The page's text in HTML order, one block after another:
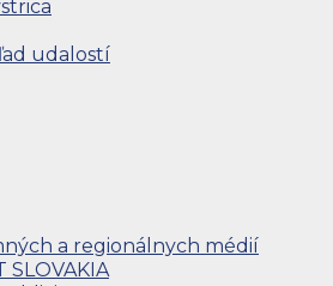
udalostí
a regionálnych médií
SLOVAKIA